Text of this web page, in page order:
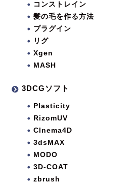
コンストレイン
髪の毛を作る方法
プラグイン
リグ
Xgen
MASH
3DCGソフト
Plasticity
RizomUV
CInema4D
3dsMAX
MODO
3D-COAT
zbrush